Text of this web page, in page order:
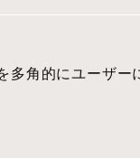
多角的にユーザー